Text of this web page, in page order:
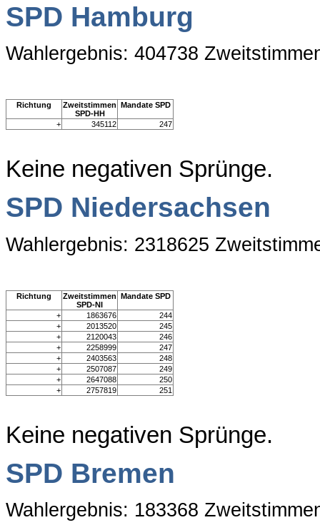
SPD Hamburg
Wahlergebnis: 404738
Richtung
Zweitstimmen
SPD-HH
Mandate SPD
+ 345112 247
Keine negativen Sprünge.
SPD Niedersachsen
Wahlergebnis: 2318625
Richtung
Zweitstimmen
SPD-NI
Mandate SPD
+ 1863676
244
+
2013520
245
+
2120043
246
+
2258999
247
+
2403563
248
+
2507087
249
+
2647088
250
+
2757819 251
Keine negativen Sprünge.
SPD Bremen
Wahlergebnis: 183368